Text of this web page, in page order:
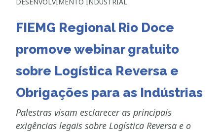
FIEMG Regional Rio Doce
promove webinar gratuito
sobre Logística Reversa e
Obrigações para as Indústrias
Palestras visam esclarecer as principais
exigências legais sobre Logística Reversa e o